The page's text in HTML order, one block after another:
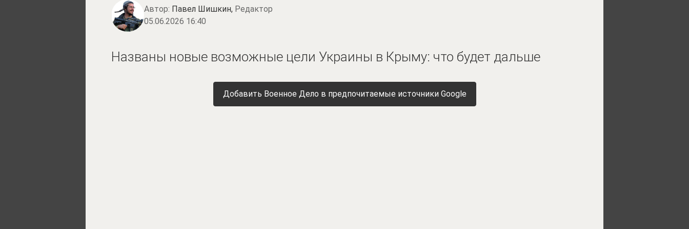
Автор: Павел Шишкин, Редактор
05.06.2026 16:40
Названы новые возможные цели Украины в Крыму: что будет дальше
Добавить Военное Дело в предпочитаемые источники Google